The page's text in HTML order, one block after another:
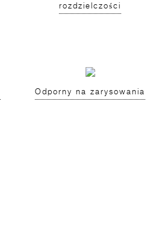
rozdzielczości
Odporny na zarysowania